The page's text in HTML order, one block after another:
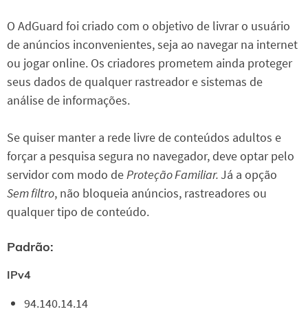
O AdGuard foi criado com o objetivo de livrar o usuário
de anúncios inconvenientes, seja ao navegar na internet
ou jogar online. Os criadores prometem ainda proteger
seus dados de qualquer rastreador e sistemas de
análise de informações.
Se quiser manter a rede livre de conteúdos adultos e
forçar a pesquisa segura no navegador, deve optar pelo
servidor com modo deProteção Familiar.Já a opção
Sem filtro, não bloqueia anúncios, rastreadores ou
qualquer tipo de conteúdo.
Padrão:
IPv4
94.140.14.14